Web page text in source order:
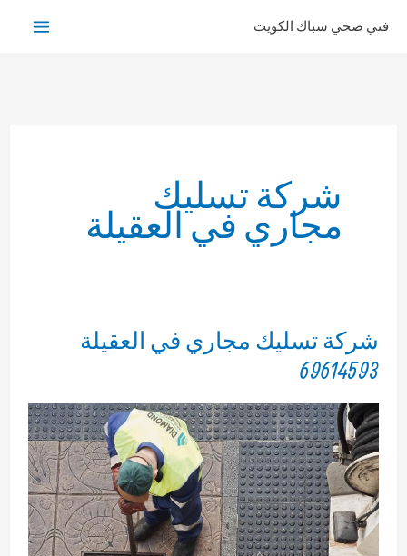
فني صحي سباك الكويت
شركة تسليك
مجاري في العقيلة
شركة تسليك مجاري في العقيلة
69614593